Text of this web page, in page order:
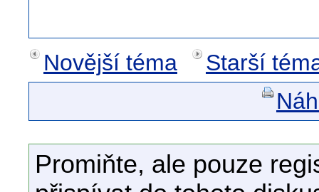
Novější téma
Starší
Promiňte, ale pouze